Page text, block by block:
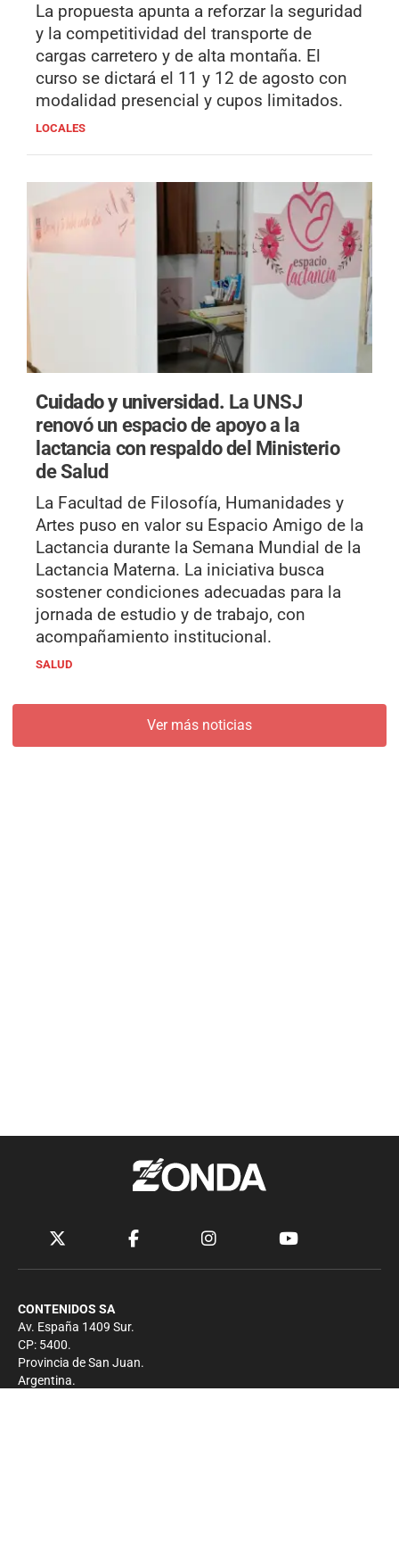
La propuesta apunta a reforzar la seguridad
y la competitividad del transporte de
cargas carretero y de alta montaña. El
curso se dictará el 11 y 12 de agosto con
modalidad presencial y cupos limitados.
LOCALES
Cuidado y universidad. La UNSJ
renovó un espacio de apoyo a la
lactancia con respaldo del Ministerio
de Salud
La Facultad de Filosofía, Humanidades y
Artes puso en valor su Espacio Amigo de la
Lactancia durante la Semana Mundial de la
Lactancia Materna. La iniciativa busca
sostener condiciones adecuadas para la
jornada de estudio y de trabajo, con
acompañamiento institucional.
SALUD
Ver más noticias
CONTENIDOS SA
Av. España 1409 Sur.
CP: 5400.
Provincia de San Juan.
Argentina.